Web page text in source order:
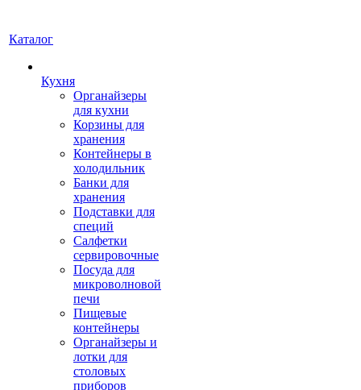
Каталог
Кухня
Органайзеры
для кухни
Корзины для
хранения
Контейнеры в
холодильник
Банки для
хранения
Подставки для
специй
Салфетки
сервировочные
Посуда для
микроволновой
печи
Пищевые
контейнеры
Органайзеры и
лотки для
столовых
приборов